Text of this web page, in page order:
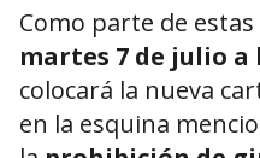
Como parte de
martes 7 de julio a
colocará la nueva
en la esquina